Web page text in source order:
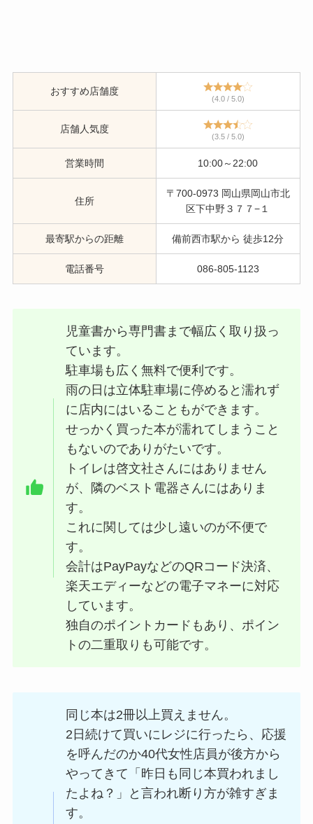
おすすめ店舗度
(4.0 / 5.0)
店舗人気度
(3.5 / 5.0)
営業時間 10:00～22:00
住所
〒700-0973 岡山県岡山市北
区下中野３７７−１
最寄駅からの距離 備前西市駅から 徒歩12分
電話番号 086-805-1123
児童書から専門書まで幅広く取り扱っ
ています。
駐車場も広く無料で便利です。
雨の日は立体駐車場に停めると濡れず
に店内にはいることもができます。
せっかく買った本が濡れてしまうこと
もないのでありがたいです。
トイレは啓文社さんにはありません
が、隣のベスト電器さんにはありま
す。
これに関しては少し遠いのが不便で
す。
会計はPayPayなどのQRコード決済、
楽天エディーなどの電子マネーに対応
しています。
独自のポイントカードもあり、ポイン
トの二重取りも可能です。
同じ本は2冊以上買えません。
2日続けて買いにレジに行ったら、応援
を呼んだのか40代女性店員が後方から
やってきて「昨日も同じ本買われまし
たよね？」と言われ断り方が雑すぎま
す。